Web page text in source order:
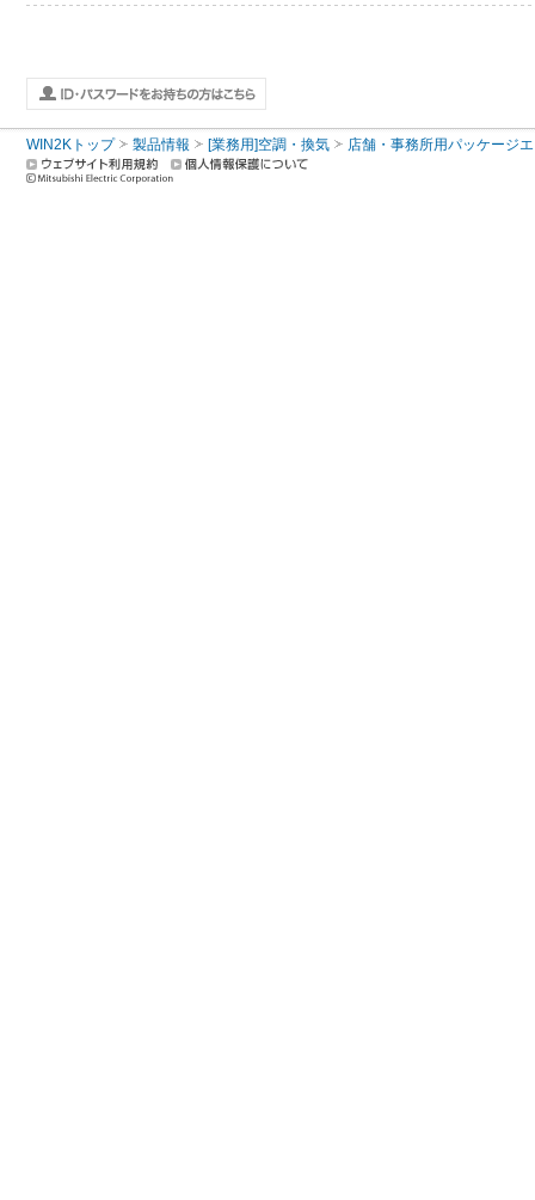
WIN2Kトップ 製品情報 [業務用]空調・換気 店舗・事務所用パッケージ